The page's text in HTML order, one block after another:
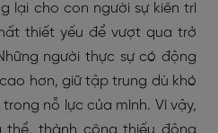
lại cho con người sự kiên trì
thiết yếu để vượt qua trở
người thực sự có động
hơn, giữ tập trung dù khó
nỗ lực của mình. Vì vậy,